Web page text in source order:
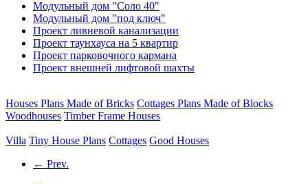
Модульный дом "Соло 40"
Модульный дом "под ключ"
Проект ливневой канализации
Проект таунхауса на 5 квартир
Проект парковочного кармана
Проект внешней лифтовой шахты
Houses Plans Made of Bricks Cottages Plans Made of Blocks
Woodhouses Timber Frame Houses
Villa Tiny House Plans Cottages Good Houses
← Prev.